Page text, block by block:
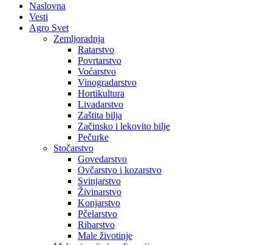
Naslovna
Vesti
Agro Svet
Zemljoradnja
Ratarstvo
Povrtarstvo
Voćarstvo
Vinogradarstvo
Hortikultura
Livadarstvo
Zaštita bilja
Začinsko i lekovito bilje
Pečurke
Stočarstvo
Govedarstvo
Ovčarstvo i kozarstvo
Svinjarstvo
Živinarstvo
Konjarstvo
Pčelarstvo
Ribarstvo
Male životinje